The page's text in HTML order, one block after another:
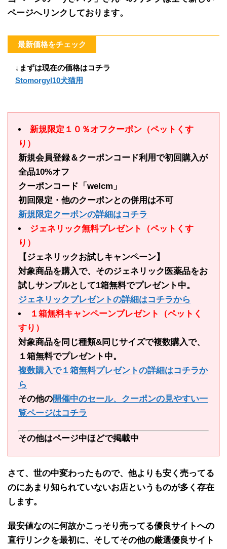
ページへリンクしております。
最新価格をチェック
↓まずは現在の価格はコチラ
Stomorgyl10犬猫用
新規限定１０％オフクーポン（ペットくす
り）
新規会員登録＆クーポンコード利用で初回購入が
全品10%オフ
クーポンコード「welcm」
初回限定・他のクーポンとの併用は不可
新規限定クーポンの詳細はコチラ
ジェネリック無料プレゼント（ペットくす
り）
【ジェネリックお試しキャンペーン】
対象商品を購入で、そのジェネリック医薬品をお
試しサンプルとして1箱無料でプレゼント中。
ジェネリックプレゼントの詳細はコチラから
１箱無料キャンペーンプレゼント（ペットく
すり）
対象商品を同じ種類&同じサイズで複数購入で、
１箱無料でプレゼント中。
複数購入で１箱無料プレゼントの詳細はコチラか
ら
その他の開催中のセール、クーポンの見やすい一
覧ページはコチラ
その他はページ中ほどで掲載中
さて、世の中変わったもので、 他よりも安く売ってる
のにあまり知られていないお店というものが多く存在
します。
最安値なのに何故かこっそり売ってる優良サイトへの
直行リンクを最初に、そしてその他の厳選優良サイト